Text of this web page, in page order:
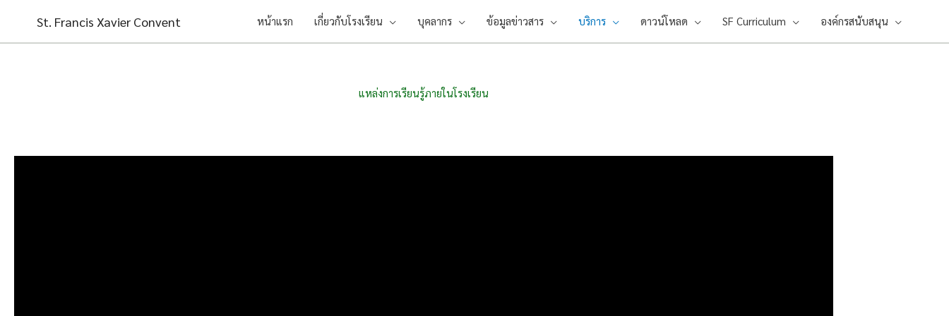
content
St. Francis Xavier Convent หน้าแรก เกี่ยวกับโรงเรียน บุคลากร ข้อมูลข่าวสาร บริการ ดาวน์โหลด SF Curriculum องค์กรสนับสนุน
แหล่งการเรียนรู้ภายในโรงเรียน